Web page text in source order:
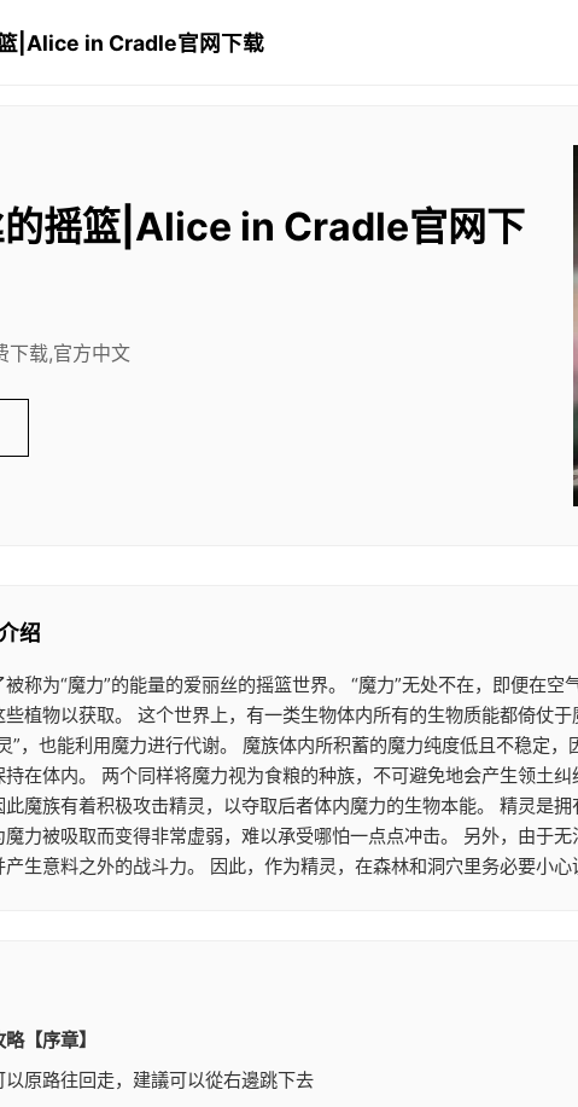
|Alice in Cradle官网下载
的摇篮|Alice in Cradle官网下
下载,官方中文
绍
称为“魔力”的能量的爱丽丝的摇篮世界。 “魔力”无处不在，即便在
些植物以获取。 这个世界上，有一类生物体内所有的生物质能都倚仗
”，也能利用魔力进行代谢。 魔族体内所积蓄的魔力纯度低且不稳定
持在体内。 两个同样将魔力视为食粮的种族，不可避免地会产生领土
魔族有着积极攻击精灵，以夺取后者体内魔力的生物本能。 精灵是
力被吸取而变得非常虚弱，难以承受哪怕一点点冲击。 另外，由于
生意料之外的战斗力。 因此，作为精灵，在森林和洞穴里务必要小心
【序章】
原路往回走，建議可以從右邊跳下去